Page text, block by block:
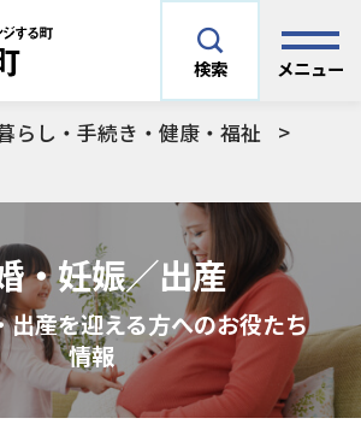
検索 メニュー
メニューを閉じる
安全安心情報
や場面から探す
娠／出産
探す
町税
されているコンテンツ
らし・手続き・健康・福祉
・妊娠／出産
出産を迎える方へのお役たち
情報